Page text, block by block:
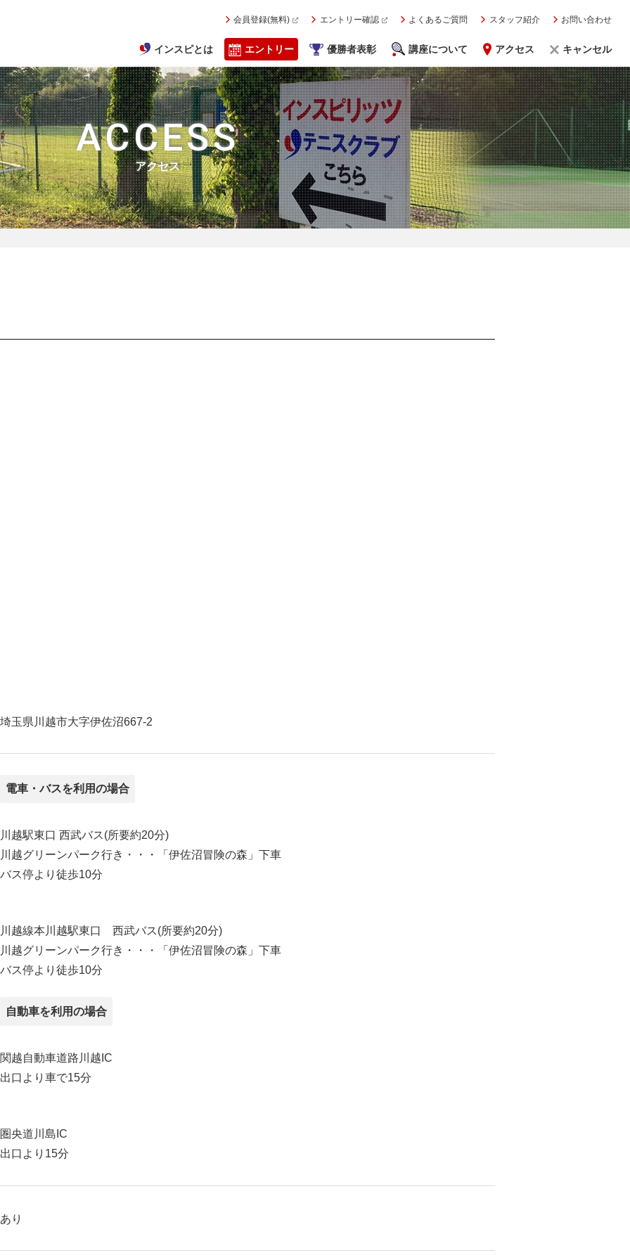
会員登録(無料) エントリー確認 よくあるご質問 スタッフ紹介 お問い合わせ
インスピとは エントリー 優勝者表彰 講座について アクセス キャンセル
ACCESS
アクセス
埼玉県川越市大字伊佐沼667-2
電車・バスを利用の場合
川越駅東口 西武バス(所要約20分)
川越グリーンパーク行き・・・「伊佐沼冒険の森」下車
バス停より徒歩10分
川越線本川越駅東口 西武バス(所要約20分)
川越グリーンパーク行き・・・「伊佐沼冒険の森」下車
バス停より徒歩10分
自動車を利用の場合
関越自動車道路川越IC
出口より車で15分
圏央道川島IC
出口より15分
あり